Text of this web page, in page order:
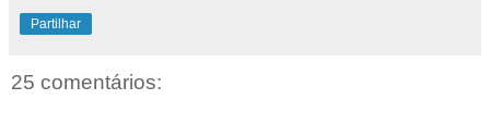
Partilhar
25 comentários: